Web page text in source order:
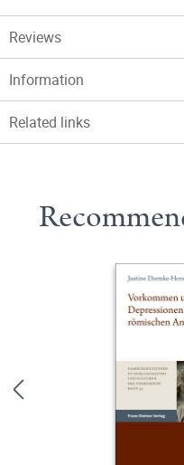
Reviews
Information
Related links